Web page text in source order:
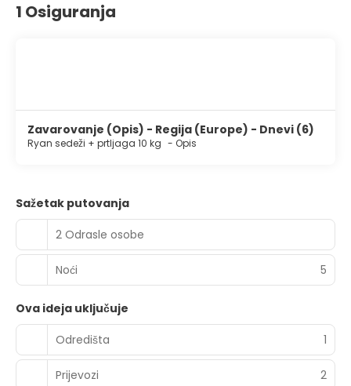
1 Osiguranja
Zavarovanje (Opis) - Regija (Europe) - Dnevi (6)
Ryan sedeži + prtljaga 10 kg - Opis
Sažetak putovanja
2 Odrasle osobe
Noći 5
Ova ideja uključuje
Odredišta
1
Prijevozi 2